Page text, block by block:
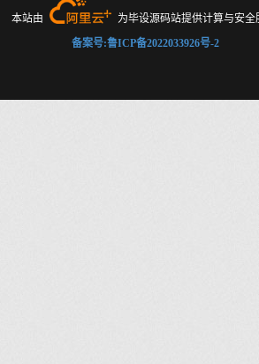
本站由
为毕设源码站提供计算与安全
备案号:鲁ICP备2022033926号-2